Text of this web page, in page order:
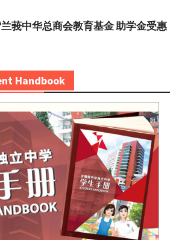
莪中华总商会教育基金 助学金受惠
Handbook